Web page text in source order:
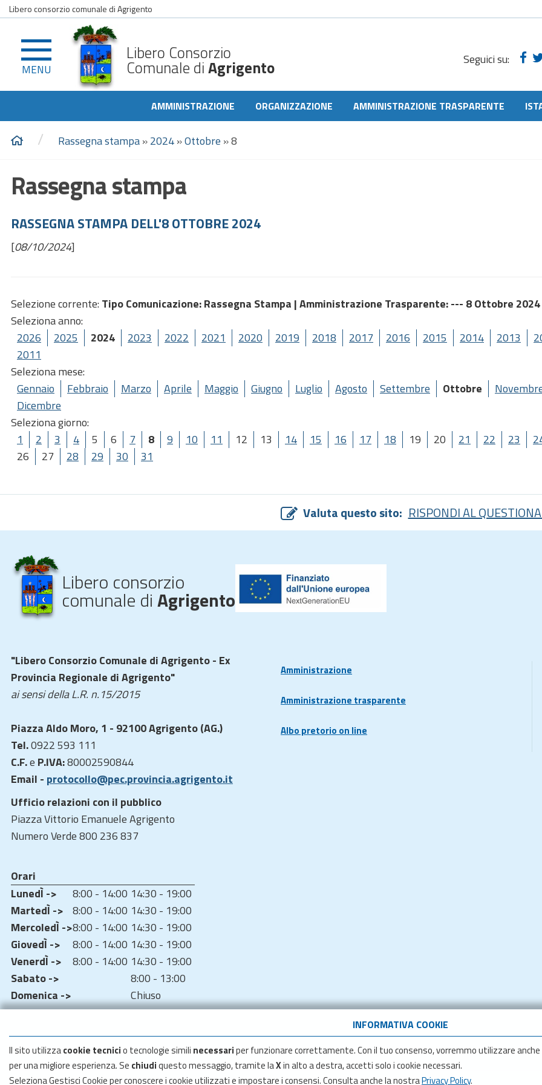
INFORMATIVA COOKIE
Il sito utilizzacookie tecnicio tecnologie simili necessariper funzionare correttamente. Con il tuo consenso, vorremmo utilizzare anche
per una migliore esperienza. Se chiudiquesto messaggio, tramite laXin alto a destra, accetti solo i cookie necessari.
Seleziona Gestisci Cookie per conoscere i cookie utilizzati e impostare i consensi. Consulta anche la nostraPrivacy Policy.
Libero consorzio comunale di Agrigento
MENU
Libero Consorzio
Comunale diAgrigento Seguici su:
AMMINISTRAZIONE ORGANIZZAZIONE AMMINISTRAZIONE TRASPARENTE
/ Rassegna stampa»2024»Ottobre »8
Rassegna stampa
RASSEGNA STAMPA DELL'8 OTTOBRE 2024
[08/10/2024]
Selezione corrente: Tipo Comunicazione: Rassegna Stampa |Amministrazione Trasparente: --- 8 Ottobre 2024
Seleziona anno:
2026
2025 2024 2023 2022 2021 2020 2019 2018 2017 2016 2015 2014 2013
2011
Seleziona mese:
Gennaio
Febbraio Marzo Aprile Maggio Giugno Luglio Agosto Settembre Ottobre
Dicembre
Seleziona giorno:
1
2 3 4 5 6 7 8 9 10 11 12 13 14 15 16 17 18 19 20 21 22 23
26
27 28 29 30 31
Valuta questo sito: RISPONDI AL
Libero consorzio
comunale diAgrigento
"Libero Consorzio Comunale di Agrigento - Ex
Provincia Regionale di Agrigento"
ai sensi della L.R. n.15/2015
Piazza Aldo Moro, 1 - 92100 Agrigento (AG.)
Tel.0922 593 111
C.F.e P.IVA:80002590844
Email - protocollo@pec.provincia.agrigento.it
Ufficio relazioni con il pubblico
Piazza Vittorio Emanuele Agrigento
Numero Verde 800 236 837
Orari
LunedÌ ->
8:00 - 14:00 14:30 - 19:00
MartedÌ -> 8:00 - 14:00 14:30 - 19:00
MercoledÌ ->8:00 - 14:00 14:30 - 19:00
GiovedÌ ->
8:00 - 14:00 14:30 - 19:00
VenerdÌ ->
8:00 - 14:00 14:30 - 19:00
Sabato ->
8:00 - 13:00
Domenica ->
Chiuso
Amministrazione
Amministrazione trasparente
Albo pretorio on line